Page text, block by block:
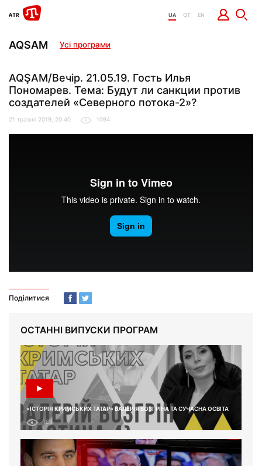
UA QT EN
AQSAM Усі програми
AQŞAM/Вечір. 21.05.19. Гость Илья
Пономарев. Тема: Будут ли санкции против
создателей «Северного потока-2»?
21 травня 2019, 20:40 1094
Поділитися
ОСТАННІ ВИПУСКИ ПРОГРАМ
«ІСТОРІЯ КРИМСЬКИХ ТАТАР» ВАЛЕРІЯ ВОЗГРІНА ТА СУЧАСНА ОСВІТА
189